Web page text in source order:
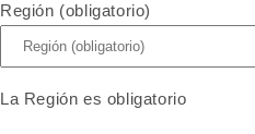
Región (obligatorio)
La Región es obligatorio